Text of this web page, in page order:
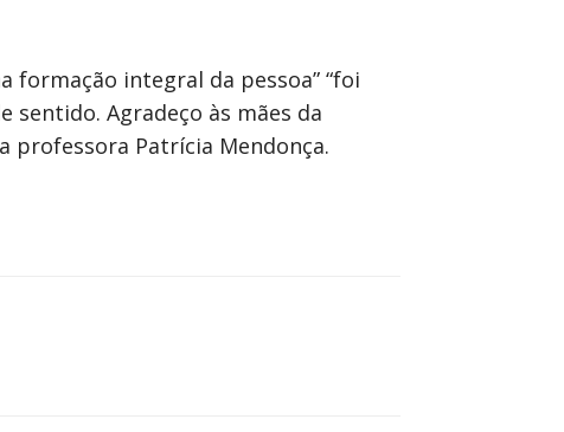
formação integral da pessoa” “foi
sentido. Agradeço às mães da
professora Patrícia Mendonça.